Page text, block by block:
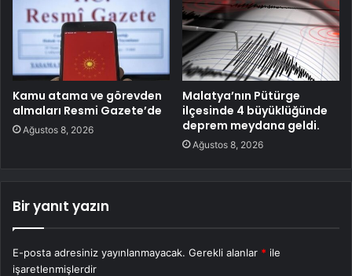
Kamu atama ve görevden
almaları Resmi Gazete’de
Ağustos 8, 2026
Malatya’nın Pütürge
ilçesinde 4 büyüklüğünde
deprem meydana geldi.
Ağustos 8, 2026
Bir yanıt yazın
E-posta adresiniz yayınlanmayacak. Gerekli alanlar * ile
işaretlenmişlerdir